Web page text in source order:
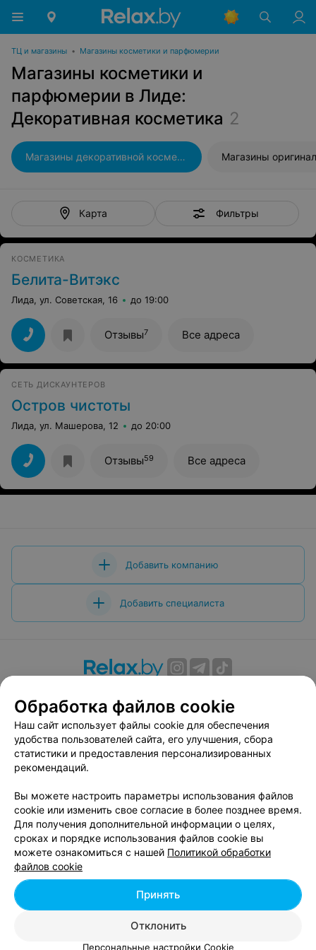
ТЦ и магазины • Магазины косметики и парфюмерии
Магазины косметики и
парфюмерии в Лиде:
Декоративная косметика 2
Магазины декоративной косметики
Карта Фильтры
КОСМЕТИКА
Белита-Витэкс
Лида, ул. Советская, 16 до 19:00
Отзывы7 Все адреса
СЕТЬ ДИСКАУНТЕРОВ
Остров чистоты
Лида, ул. Машерова, 12 до 20:00
Отзывы59 Все адреса
Добавить компанию
Добавить специалиста
Вакансии
Публичный договор
Способы оплаты
Публичный договор по использованию сервиса
«Афиша»
Пользовательское соглашение
Связаться по вопросам сотрудничества
Написать руководителю relax.by
Персональные настройки cookie
Обработка персональных данных
| 220012, Республика Беларусь, г. Минск,
улица Толбухина, 2, пом. 16 | info@relax.by
Обработка файлов cookie
Наш сайт использует файлы cookie для обеспечения
удобства пользователей сайта, его улучшения, сбора
статистики и предоставления персонализированных
рекомендаций.
Вы можете настроить параметры использования файлов
cookie или изменить свое согласие в более позднее время.
Для получения дополнительной информации о целях,
сроках и порядке использования файлов cookie вы
можете ознакомиться с нашей Политикой обработки
файлов cookie
Отклонить
Принять
Персональные настройки Cookie